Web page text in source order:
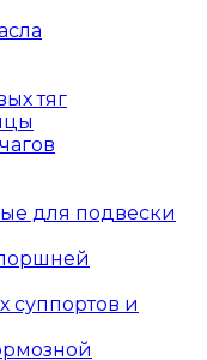
тяг
для подвески
суппортов и